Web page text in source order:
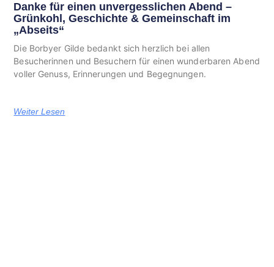
Danke für einen unvergesslichen Abend –
Grünkohl, Geschichte & Gemeinschaft im
„Abseits“
Die Borbyer Gilde bedankt sich herzlich bei allen
Besucherinnen und Besuchern für einen wunderbaren Abend
voller Genuss, Erinnerungen und Begegnungen.
Weiter Lesen